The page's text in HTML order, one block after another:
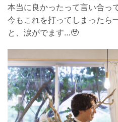
本当に良かったって言い合っ
今もこれを打ってしまったら
と、涙がでます…🥹